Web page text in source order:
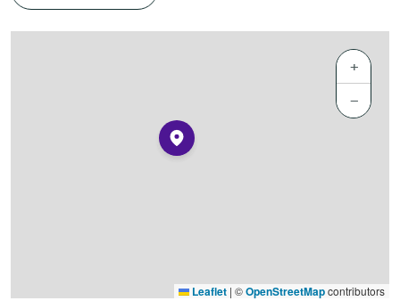
+
−
Leaflet | ©OpenStreetMapcontributors